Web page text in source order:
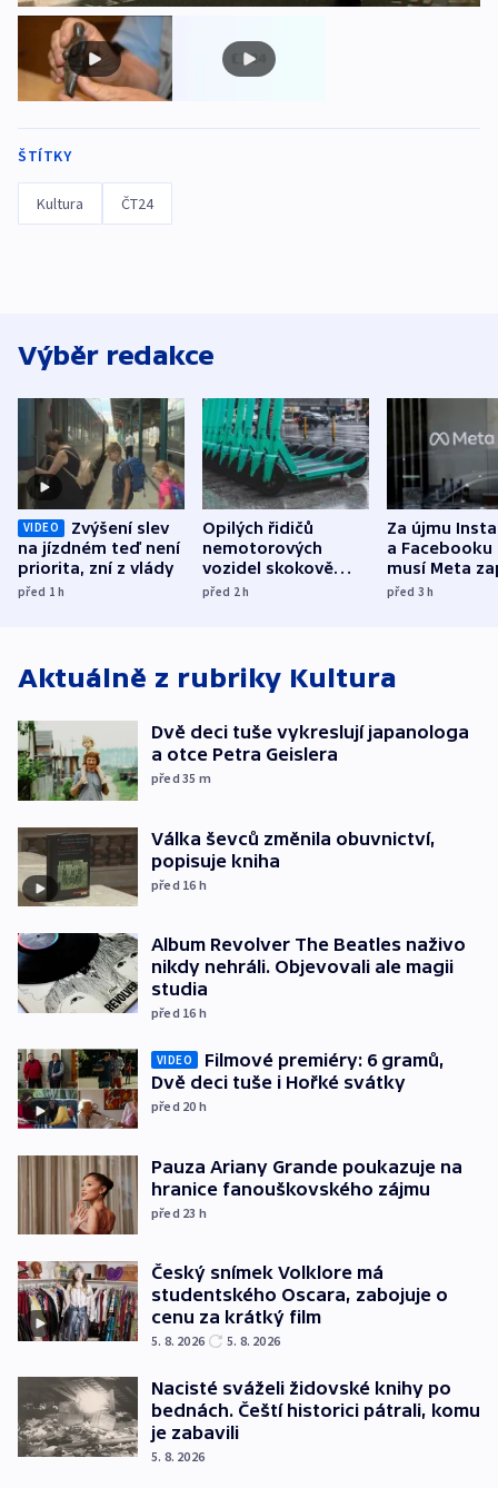
ŠTÍTKY
Kultura ČT24
Výběr redakce
VIDEO
Zvýšení slev
na jízdném teď není
priorita, zní z vlády
před 1h
Opilých řidičů
nemotorových
vozidel skokově
přibylo, nejvíc ve
před 2h
Za újmu
a
musí Meta
půl miliardy
před 3h
Aktuálně z rubriky Kultura
Dvě deci tuše vykreslují japanologa
a otce Petra Geislera
před 35 m
Válka ševců změnila obuvnictví,
popisuje kniha
před 16 h
Album Revolver The Beatles naživo
nikdy nehráli. Objevovali ale magii
studia
před 16 h
VIDEO
Filmové premiéry: 6 gramů,
Dvě deci tuše i Hořké svátky
před 20 h
Pauza Ariany Grande poukazuje na
hranice fanouškovského zájmu
před 23 h
Český snímek Volklore má
studentského Oscara, zabojuje o
cenu za krátký film
5. 8. 2026 5. 8. 2026
Nacisté sváželi židovské knihy po
bednách. Čeští historici pátrali, komu
je zabavili
5. 8. 2026